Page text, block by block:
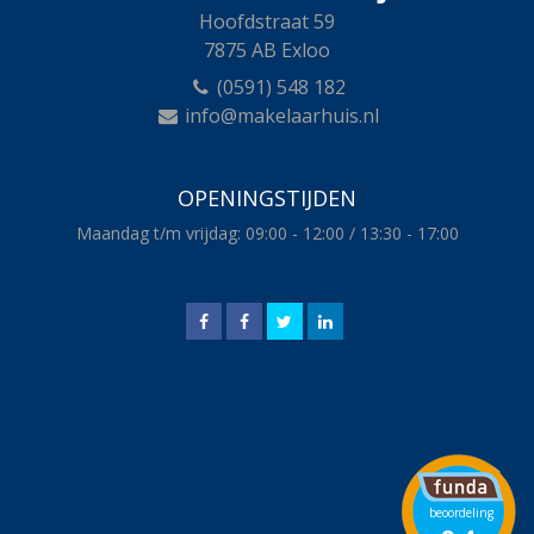
Hoofdstraat 59
7875 AB Exloo
(0591) 548 182
info@makelaarhuis.nl
OPENINGSTIJDEN
Maandag t/m vrijdag: 09:00 - 12:00 / 13:30 - 17:00
beoordeling